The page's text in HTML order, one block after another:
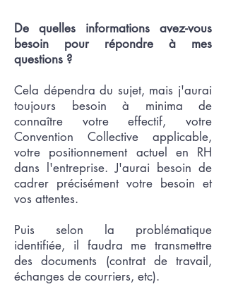
De quelles informations avez-vous
besoin pour répondre à mes
questions ?
Cela dépendra du sujet, mais j'aurai
toujours besoin à minima de
connaître votre effectif, votre
Convention Collective applicable,
votre positionnement actuel en RH
dans l'entreprise. J'aurai besoin de
cadrer précisément votre besoin et
vos attentes.
Puis selon la problématique
identifiée, il faudra me transmettre
des documents (contrat de travail,
échanges de courriers, etc).